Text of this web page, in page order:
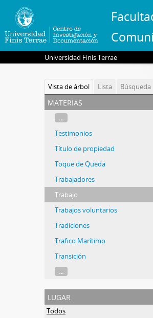
Universidad Finis Terrae
Vista de árbol Lista Búsqueda
materias
...
Testimonios
Título de propiedad
Toque de Queda
Trabajadores
Trabajo
Trabajos voluntarios
Tradiciones
Trafico Marítimo
Transición
...
lugar
Todos